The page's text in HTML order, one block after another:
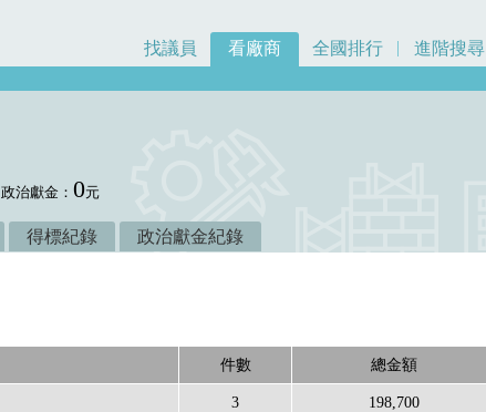
找議員 看廠商 全國排行 進階搜尋
政治獻金：0元
得標紀錄 政治獻金紀錄
件數 總金額
3 198,700